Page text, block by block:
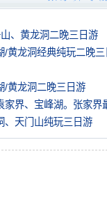
、黄龙洞二晚三日游
/黄龙洞经典纯玩二晚三
/黄龙洞二晚三日游
家界、宝峰湖。张家界
、天门山纯玩三日游